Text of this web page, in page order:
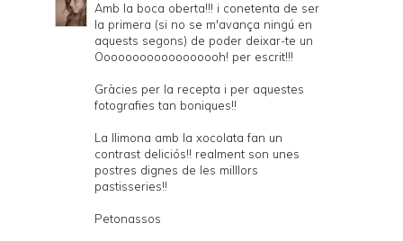
Amb la boca oberta!!! i conetenta de ser
la primera (si no se m'avança ningú en
aquests segons) de poder deixar-te un
Oooooooooooooooooh! per escrit!!!
Gràcies per la recepta i per aquestes
fotografies tan boniques!!
La llimona amb la xocolata fan un
contrast deliciós!! realment son unes
postres dignes de les milllors
pastisseries!!
Petonassos